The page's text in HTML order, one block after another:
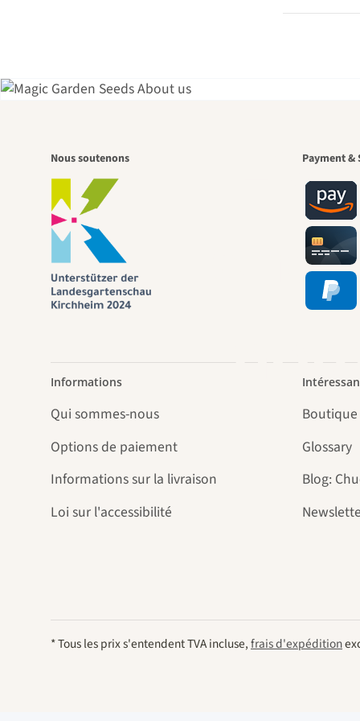
Nous soutenons Payment &
Informations
Qui sommes-nous
Options de paiement
Informations sur la livraison
Loi sur l'accessibilité
Glossary
Blog:
* Tous les prix s'entendent TVA incluse,frais d'expédition